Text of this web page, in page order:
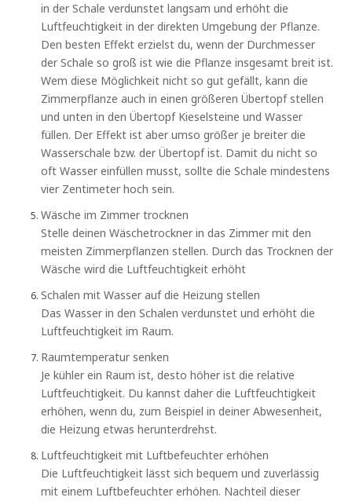
in der Schale verdunstet langsam und erhöht die
Luftfeuchtigkeit in der direkten Umgebung der Pflanze.
Den besten Effekt erzielst du, wenn der Durchmesser
der Schale so groß ist wie die Pflanze insgesamt breit ist.
Wem diese Möglichkeit nicht so gut gefällt, kann die
Zimmerpflanze auch in einen größeren Übertopf stellen
und unten in den Übertopf Kieselsteine und Wasser
füllen. Der Effekt ist aber umso größer je breiter die
Wasserschale bzw. der Übertopf ist. Damit du nicht so
oft Wasser einfüllen musst, sollte die Schale mindestens
vier Zentimeter hoch sein.
Wäsche im Zimmer trocknen
Stelle deinen Wäschetrockner in das Zimmer mit den
meisten Zimmerpflanzen stellen. Durch das Trocknen der
Wäsche wird die Luftfeuchtigkeit erhöht
Schalen mit Wasser auf die Heizung stellen
Das Wasser in den Schalen verdunstet und erhöht die
Luftfeuchtigkeit im Raum.
Raumtemperatur senken
Je kühler ein Raum ist, desto höher ist die relative
Luftfeuchtigkeit. Du kannst daher die Luftfeuchtigkeit
erhöhen, wenn du, zum Beispiel in deiner Abwesenheit,
die Heizung etwas herunterdrehst.
Luftfeuchtigkeit mit Luftbefeuchter erhöhen
Die Luftfeuchtigkeit lässt sich bequem und zuverlässig
mit einem Luftbefeuchter erhöhen. Nachteil dieser